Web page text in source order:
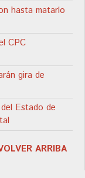
hasta matarlo
CPC
gira de
Estado de
ARRIBA